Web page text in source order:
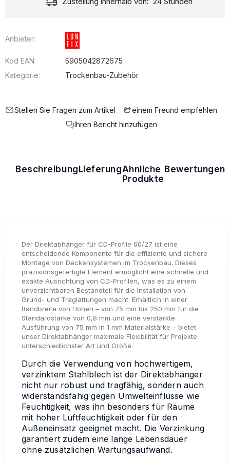
Anbieter:
Kod EAN:
5905042872675
Kategorie:
Trockenbau-Zubehör
Stellen Sie Fragen zum Artikel
einem Freund empfehlen
Ihren Bericht hinzufügen
BeschreibungLieferungÄhnliche
Produkte
Bewertungen
Der Direktabhänger für CD-Profile 60/27 ist eine
entscheidende Komponente für die effiziente und sichere
Montage von Deckensystemen im Trockenbau. Dieses
präzisionsgefertigte Element ermöglicht eine schnelle und
exakte Ausrichtung von CD-Profilen, was es zu einem
unverzichtbaren Bestandteil für die Installation von
Grund- und Traglattungen macht. Erhältlich in einer
Bandbreite von Höhen – von 75 mm bis 250 mm für die
Standardstärke von 0,8 mm und eine verstärkte
Ausführung von 75 mm in 1 mm Materialstärke – bietet
unser Direktabhänger maximale Flexibilität für Projekte
unterschiedlichster Art und Größe.
Durch die Verwendung von hochwertigem,
verzinktem Stahlblech ist der Direktabhänger
nicht nur robust und tragfähig, sondern auch
widerstandsfähig gegen Umwelteinflüsse wie
Feuchtigkeit, was ihn besonders für Räume
mit hoher Luftfeuchtigkeit oder für den
Außeneinsatz geeignet macht. Die Verzinkung
garantiert zudem eine lange Lebensdauer
ohne zusätzlichen Wartungsaufwand.